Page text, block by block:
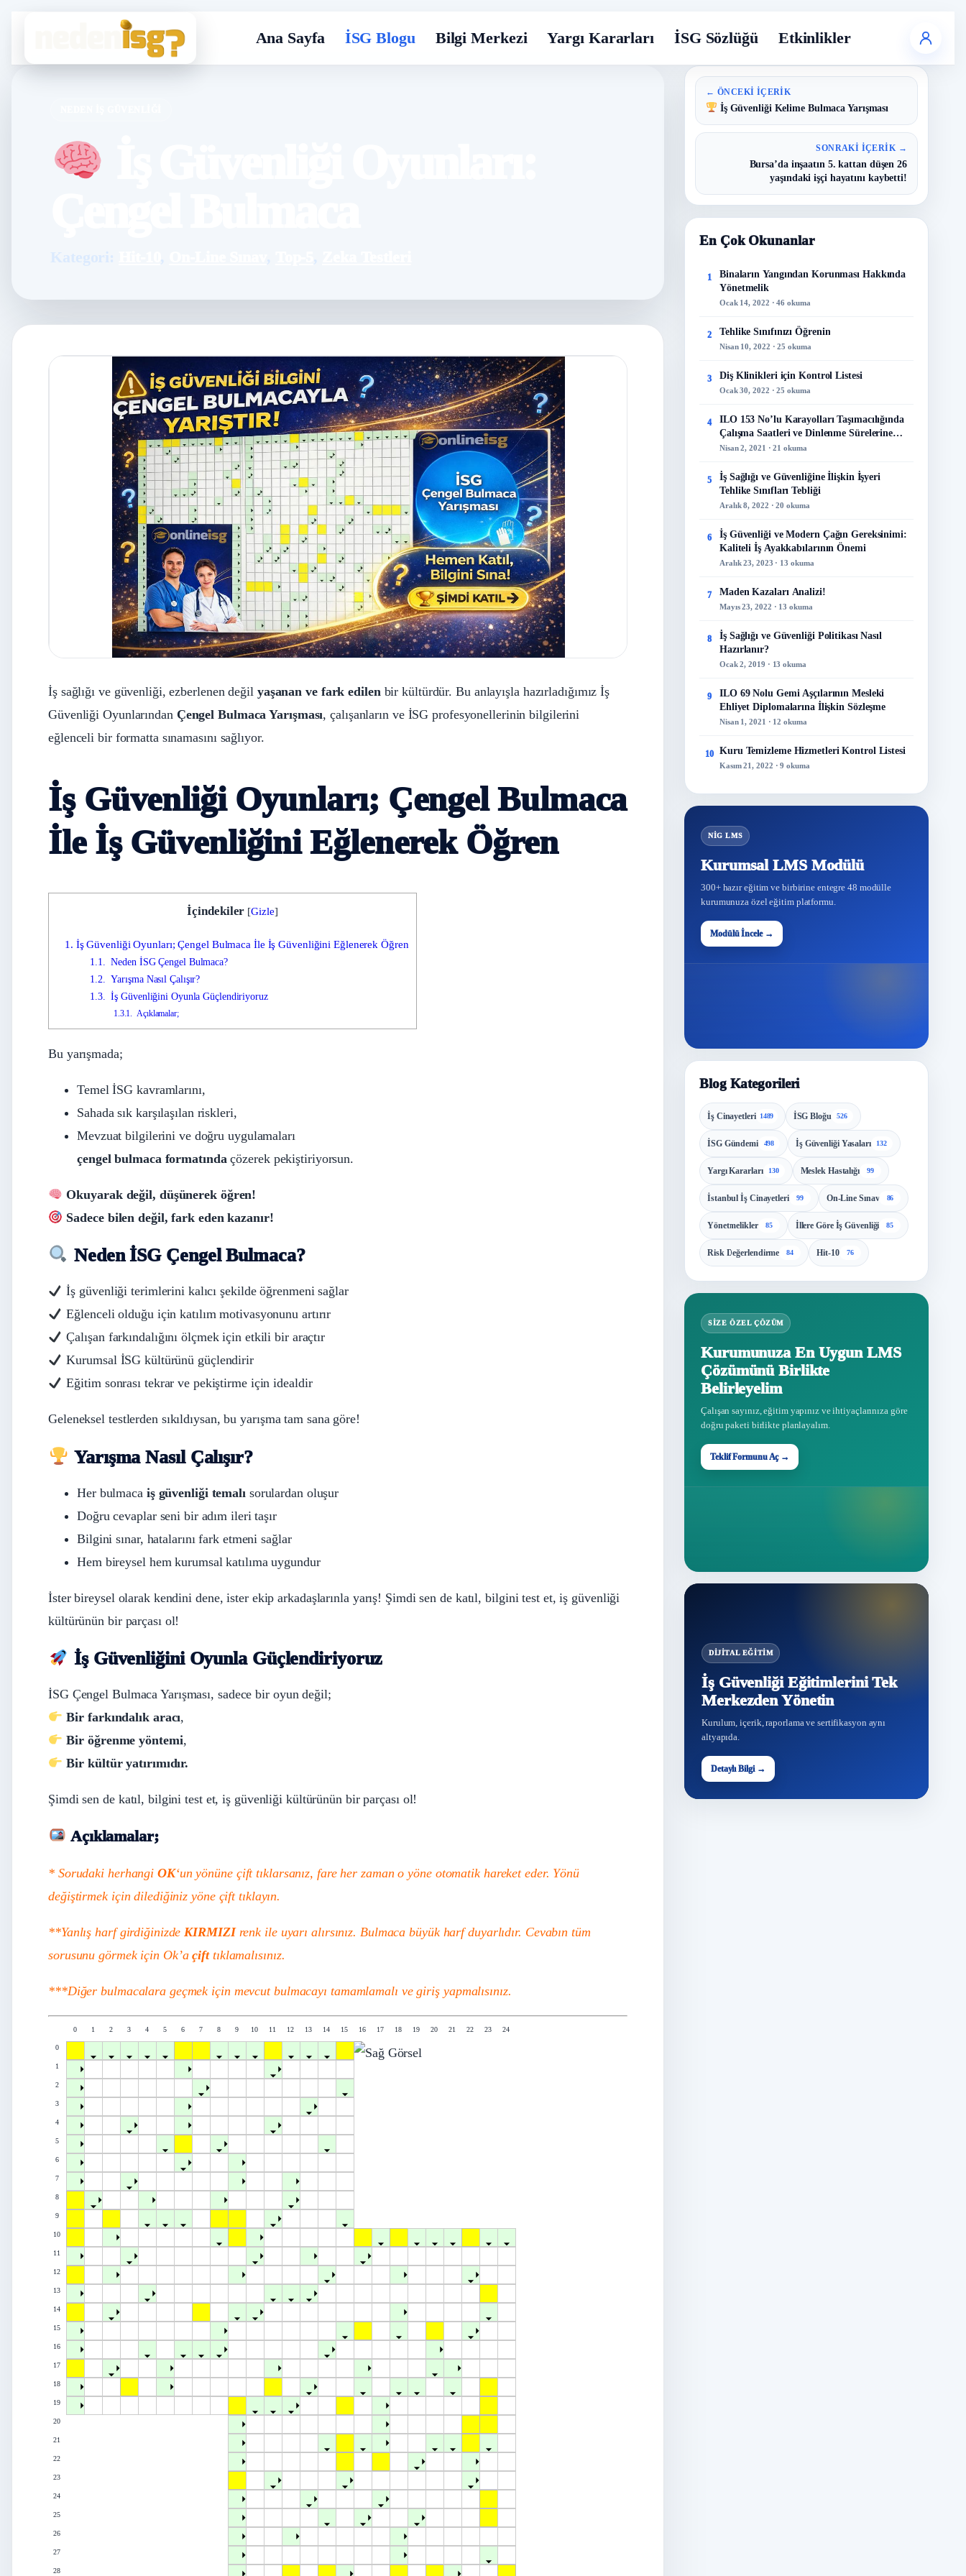
Ana Sayfa İSG Blogu Bilgi Merkezi Yargı Kararları İSG Sözlüğü Etkinlikler
Kategori: , , ,
İş sağlığı ve güvenliği, ezberlenen değil yaşanan ve fark edilenbir kültürdür. Bu anlayışla hazırladığımız İş
Güvenliği OyunlarındanÇengel Bulmaca Yarışması, çalışanların ve İSG profesyonellerinin bilgilerini
eğlenceli bir formatta sınamasını sağlıyor.
İş Güvenliği Oyunları; Çengel Bulmaca
İle İş Güvenliğini Eğlenerek Öğren
İçindekiler [Gizle]
1. İş Güvenliği Oyunları; Çengel Bulmaca İle İş Güvenliğini Eğlenerek Öğren
1.1. Neden İSG Çengel Bulmaca?
1.2. Yarışma Nasıl Çalışır?
1.3. İş Güvenliğini Oyunla Güçlendiriyoruz
1.3.1. Açıklamalar;
Bu yarışmada;
Temel İSG kavramlarını,
Sahada sık karşılaşılan riskleri,
Mevzuat bilgilerini ve doğru uygulamaları
çengel bulmaca formatındaçözerek pekiştiriyorsun.
Okuyarak değil, düşünerek öğren!
Sadece bilen değil, fark eden kazanır!
Neden İSG Çengel Bulmaca?
İş güvenliği terimlerini kalıcı şekilde öğrenmeni sağlar
Eğlenceli olduğu için katılım motivasyonunu artırır
Çalışan farkındalığını ölçmek için etkili bir araçtır
Kurumsal İSG kültürünü güçlendirir
Eğitim sonrası tekrar ve pekiştirme için idealdir
Geleneksel testlerden sıkıldıysan, bu yarışma tam sana göre!
Yarışma Nasıl Çalışır?
Her bulmaca iş güvenliği temalı sorulardan oluşur
Doğru cevaplar seni bir adım ileri taşır
Bilgini sınar, hatalarını fark etmeni sağlar
Hem bireysel hem kurumsal katılıma uygundur
İster bireysel olarak kendini dene, ister ekip arkadaşlarınla yarış! Şimdi sen de katıl, bilgini test et, iş güvenliği
kültürünün bir parçası ol!
İş Güvenliğini Oyunla Güçlendiriyoruz
İSG Çengel Bulmaca Yarışması, sadece bir oyun değil;
Bir farkındalık aracı,
Bir öğrenme yöntemi,
Bir kültür yatırımıdır.
Şimdi sen de katıl, bilgini test et, iş güvenliği kültürünün bir parçası ol!
Açıklamalar;
* Sorudaki herhangi OK‘un yönüne çift tıklarsanız, fare her zaman o yöne otomatik hareket eder. Yönü
değiştirmek için dilediğiniz yöne çift tıklayın.
**Yanlış harf girdiğinizde KIRMIZIrenk ile uyarı alırsınız. Bulmaca büyük harf duyarlıdır. Cevabın tüm
sorusunu görmek için Ok’açifttıklamalısınız.
***Diğer bulmacalara geçmek için mevcut bulmacayı tamamlamalı ve giriş yapmalısınız.
0 1 2 3 4 5 6 7 8 9 10 11 12 13 14 15 16 17 18 19 20 21 22 23 24
0
1
2
3
4
5
6
7
8
9
10
11
12
13
14
15
16
17
18
19
20
21
22
23
24
25
26
27
28
← ÖNCEKI İÇERIK
İş Güvenliği Kelime Bulmaca Yarışması
SONRAKI İÇERIK →
Bursa’da inşaatın 5. kattan düşen 26
yaşındaki işçi hayatını kaybetti!
En Çok Okunanlar
1
Binaların Yangından Korunması Hakkında
Yönetmelik
Ocak 14, 2022 · 46 okuma
2 Tehlike Sınıfınızı Öğrenin
Nisan 10, 2022 · 25 okuma
3 Diş Klinikleri için Kontrol Listesi
Ocak 30, 2022 · 25 okuma
4
ILO 153 No’lu Karayolları Taşımacılığında
Çalışma Saatleri ve Dinlenme Sürelerine
İlişkin Sözleşme
Nisan 2, 2021 · 21 okuma
5
İş Sağlığı ve Güvenliğine İlişkin İşyeri
Tehlike Sınıfları Tebliği
Aralık 8, 2022 · 20 okuma
6
İş Güvenliği ve Modern Çağın Gereksinimi:
Kaliteli İş Ayakkabılarının Önemi
Aralık 23, 2023 · 13 okuma
7 Maden Kazaları Analizi!
Mayıs 23, 2022 · 13 okuma
8
İş Sağlığı ve Güvenliği Politikası Nasıl
Hazırlanır?
Ocak 2, 2019 · 13 okuma
9
ILO 69 Nolu Gemi Aşçılarının Mesleki
Ehliyet Diplomalarına İlişkin Sözleşme
Nisan 1, 2021 · 12 okuma
10 Kuru Temizleme Hizmetleri Kontrol Listesi
Kasım 21, 2022 · 9 okuma
NİG LMS
Kurumsal LMS Modülü
300+ hazır eğitim ve birbirine entegre 48 modülle
kurumunuza özel eğitim platformu.
Modülü İncele →
48
Modül
Blog Kategorileri
İş Cinayetleri 1489 İSG Bloğu 526
İSG Gündemi 498 İş Güvenliği Yasaları 132
Yargı Kararları 130 Meslek Hastalığı 99
İstanbul İş Cinayetleri 99 On-Line Sınav 86
Yönetmelikler 85 İllere Göre İş Güvenliği 85
Risk Değerlendirme 84 Hit-10 76
SIZE ÖZEL ÇÖZÜM
Kurumunuza En Uygun LMS
Çözümünü Birlikte
Belirleyelim
Çalışan sayınız, eğitim yapınız ve ihtiyaçlarınıza göre
doğru paketi birlikte planlayalım.
Teklif Formunu Aç →
Teklif
DIJITAL EĞITIM
İş Güvenliği Eğitimlerini Tek
Merkezden Yönetin
Kurulum, içerik, raporlama ve sertifikasyon aynı
altyapıda.
Detaylı Bilgi →